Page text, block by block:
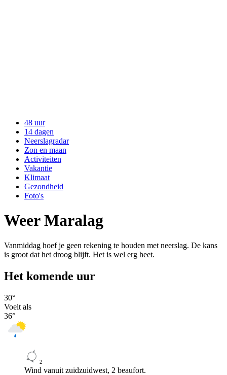
48 uur
14 dagen
Neerslagradar
Zon en maan
Activiteiten
Vakantie
Klimaat
Gezondheid
Foto's
Weer Maralag
Vanmiddag hoef je geen rekening te houden met neerslag. De kans
is groot dat het droog blijft. Het is wel erg heet.
Het komende uur
30°
Voelt als
36°
2
Wind vanuit zuidzuidwest, 2 beaufort.